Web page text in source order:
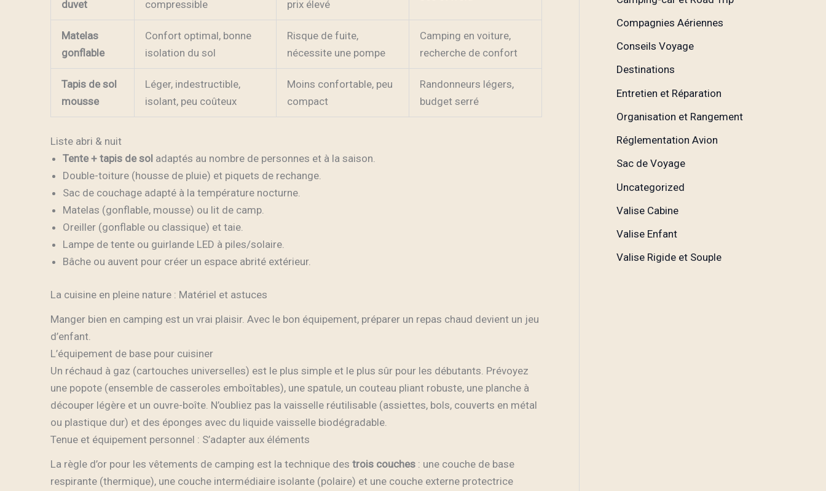
duvet
compressible
prix élevé
Matelas
gonflable
Confort optimal, bonne
isolation du sol
Risque de fuite,
nécessite une pompe
Camping en voiture,
recherche de confort
Tapis de sol
mousse
Léger, indestructible,
isolant, peu coûteux
Moins confortable, peu
compact
Randonneurs légers,
budget serré
Liste abri & nuit
Tente + tapis de sol adaptés au nombre de personnes et à la saison.
Double-toiture (housse de pluie) et piquets de rechange.
Sac de couchage adapté à la température nocturne.
Matelas (gonflable, mousse) ou lit de camp.
Oreiller (gonflable ou classique) et taie.
Lampe de tente ou guirlande LED à piles/solaire.
Bâche ou auvent pour créer un espace abrité extérieur.
La cuisine en pleine nature : Matériel et astuces
Manger bien en camping est un vrai plaisir. Avec le bon équipement, préparer un repas chaud devient un jeu
d’enfant.
L’équipement de base pour cuisiner
Un réchaud à gaz (cartouches universelles) est le plus simple et le plus sûr pour les débutants. Prévoyez
une popote (ensemble de casseroles emboîtables), une spatule, un couteau pliant robuste, une planche à
découper légère et un ouvre-boîte. N’oubliez pas la vaisselle réutilisable (assiettes, bols, couverts en métal
ou plastique dur) et des éponges avec du liquide vaisselle biodégradable.
Tenue et équipement personnel : S’adapter aux éléments
La règle d’or pour les vêtements de camping est la technique des trois couches : une couche de base
respirante (thermique), une couche intermédiaire isolante (polaire) et une couche externe protectrice
Compagnies Aériennes
Conseils Voyage
Destinations
Entretien et Réparation
Organisation et Rangement
Réglementation Avion
Sac de Voyage
Uncategorized
Valise Cabine
Valise Enfant
Valise Rigide et Souple